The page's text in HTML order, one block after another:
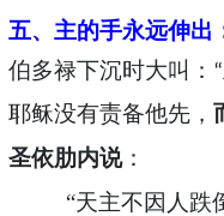
五、主的手永远伸出
伯多禄下沉时大叫： “
耶稣没有责备他先，
圣依肋内说：
“天主不因人跌